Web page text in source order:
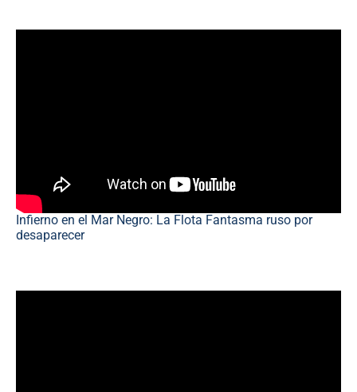
Infierno en el Mar Negro: La Flota Fantasma ruso por
desaparecer